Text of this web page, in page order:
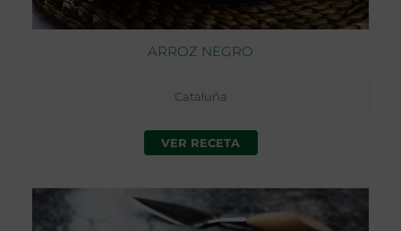
ARROZ NEGRO
Cataluña
VER RECETA